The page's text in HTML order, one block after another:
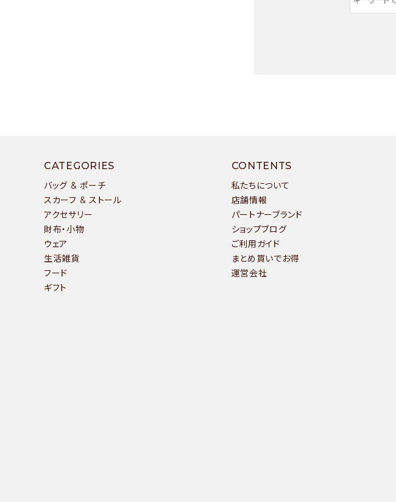
キーワード
カテゴリー
CATEGORIES
バッグ & ポーチ
スカーフ & ストール
アクセサリー
財布・小物
ウェア
生活雑貨
フード
ギフト
CONTENTS
私たちについて
店舗情報
パートナーブランド
ショップブログ
ご利用ガイド
まとめ買いでお得
運営会社